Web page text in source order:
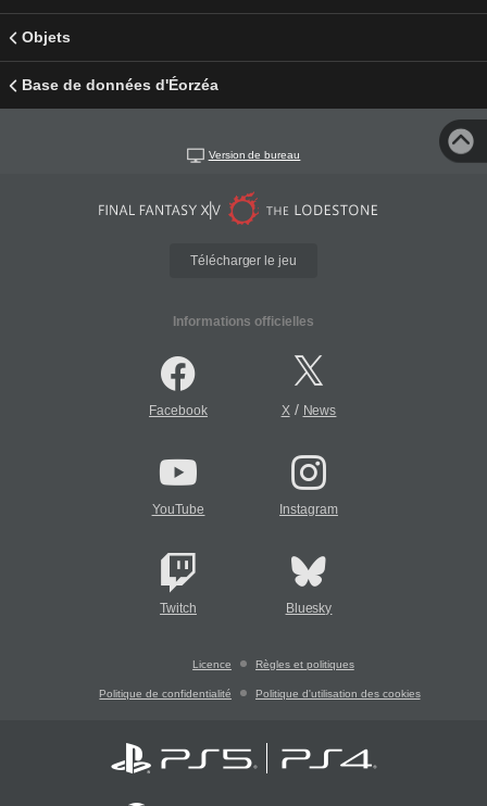
Objets
Base de données d'Éorzéa
Version de bureau
Télécharger le jeu
Informations officielles
Facebook X/ News
YouTube Instagram
Twitch Bluesky
Licence Règles et politiques
Politique de confidentialité Politique d'utilisation des cookies